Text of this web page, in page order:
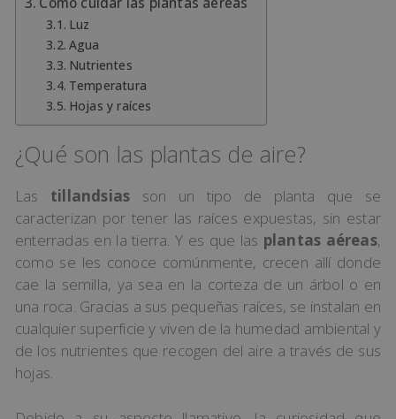
Luz
Agua
Nutrientes
Temperatura
Hojas y raíces
¿Qué son las plantas de aire?
Las tillandsias son un tipo de planta que se
caracterizan por tener las raíces expuestas, sin estar
enterradas en la tierra. Y es que las plantas aéreas,
como se les conoce comúnmente, crecen allí donde
cae la semilla, ya sea en la corteza de un árbol o en
una roca. Gracias a sus pequeñas raíces, se instalan en
cualquier superficie y viven de la humedad ambiental y
de los nutrientes que recogen del aire a través de sus
hojas.